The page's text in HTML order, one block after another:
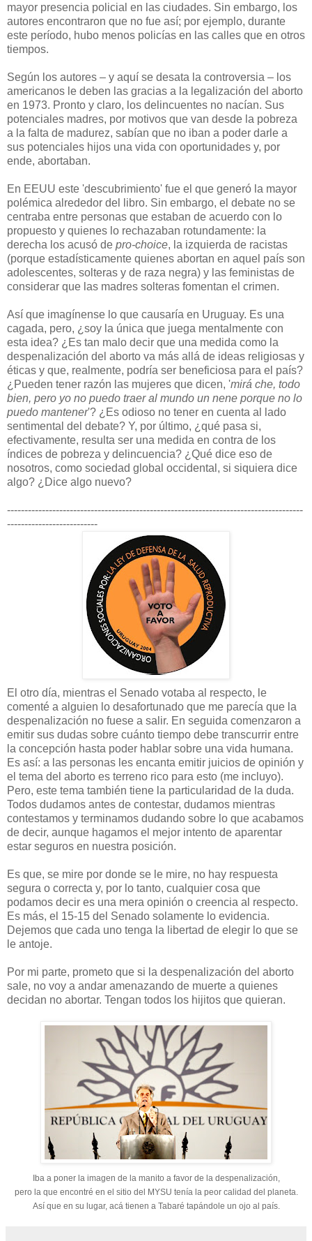
mayor presencia policial en las ciudades. Sin embargo, los
autores encontraron que no fue así; por ejemplo, durante
este período, hubo menos policías en las calles que en otros
tiempos.
Según los autores – y aquí se desata la controversia – los
americanos le deben las gracias a la legalización del aborto
en 1973. Pronto y claro, los delincuentes no nacían. Sus
potenciales madres, por motivos que van desde la pobreza
a la falta de madurez, sabían que no iban a poder darle a
sus potenciales hijos una vida con oportunidades y, por
ende, abortaban.
En EEUU este 'descubrimiento' fue el que generó la mayor
polémica alrededor del libro. Sin embargo, el debate no se
centraba entre personas que estaban de acuerdo con lo
propuesto y quienes lo rechazaban rotundamente: la
derecha los acusó de pro-choice, la izquierda de racistas
(porque estadísticamente quienes abortan en aquel país son
adolescentes, solteras y de raza negra) y las feministas de
considerar que las madres solteras fomentan el crimen.
Así que imagínense lo que causaría en Uruguay. Es una
cagada, pero, ¿soy la única que juega mentalmente con
esta idea? ¿Es tan malo decir que una medida como la
despenalización del aborto va más allá de ideas religiosas y
éticas y que, realmente, podría ser beneficiosa para el país?
¿Pueden tener razón las mujeres que dicen, 'mirá che, todo
bien, pero yo no puedo traer al mundo un nene porque no lo
puedo mantener'? ¿Es odioso no tener en cuenta al lado
sentimental del debate? Y, por último, ¿qué pasa si,
efectivamente, resulta ser una medida en contra de los
índices de pobreza y delincuencia? ¿Qué dice eso de
nosotros, como sociedad global occidental, si siquiera dice
algo? ¿Dice algo nuevo?
-------------------------------------------------------------------------------------
--------------------------
El otro día, mientras el Senado votaba al respecto, le
comenté a alguien lo desafortunado que me parecía que la
despenalización no fuese a salir. En seguida comenzaron a
emitir sus dudas sobre cuánto tiempo debe transcurrir entre
la concepción hasta poder hablar sobre una vida humana.
Es así: a las personas les encanta emitir juicios de opinión y
el tema del aborto es terreno rico para esto (me incluyo).
Pero, este tema también tiene la particularidad de la duda.
Todos dudamos antes de contestar, dudamos mientras
contestamos y terminamos dudando sobre lo que acabamos
de decir, aunque hagamos el mejor intento de aparentar
estar seguros en nuestra posición.
Es que, se mire por donde se le mire, no hay respuesta
segura o correcta y, por lo tanto, cualquier cosa que
podamos decir es una mera opinión o creencia al respecto.
Es más, el 15-15 del Senado solamente lo evidencia.
Dejemos que cada uno tenga la libertad de elegir lo que se
le antoje.
Por mi parte, prometo que si la despenalización del aborto
sale, no voy a andar amenazando de muerte a quienes
decidan no abortar. Tengan todos los hijitos que quieran.
Iba a poner la imagen de la manito a favor de la despenalización,
pero la que encontré en el sitio del MYSU tenía la peor calidad del planeta.
Así que en su lugar, acá tienen a Tabaré tapándole un ojo al país.